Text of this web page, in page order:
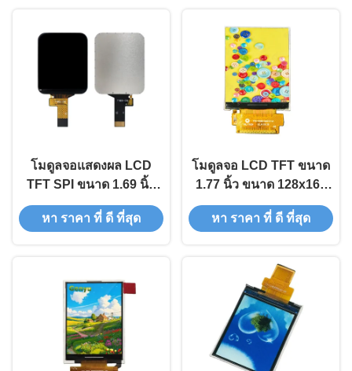
โมดูลจอแสดงผล LCD
TFT SPI ขนาด 1.69 นิ้ว
240x280 ขนาดเล็กสำหรับ
อุปกรณ์สวมใส่
หา ราคา ที่ ดี ที่สุด
โมดูลจอ LCD TFT ขนาด
1.77 นิ้ว ขนาด 128x160
จุด และ 8 บิต อินเตอร์เฟซ
RGB
หา ราคา ที่ ดี ที่สุด